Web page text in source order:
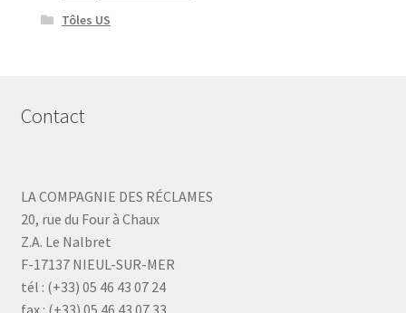
Tôles US
Contact
LA COMPAGNIE DES RÉCLAMES
20, rue du Four à Chaux
Z.A. Le Nalbret
F-17137 NIEUL-SUR-MER
tél : (+33) 05 46 43 07 24